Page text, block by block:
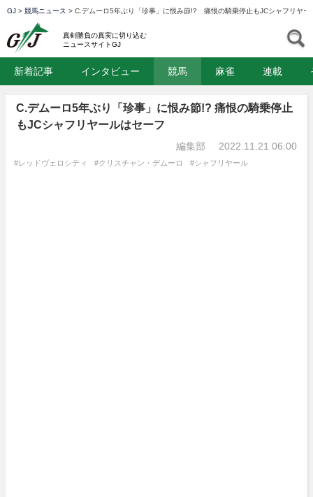
GJ > 競馬ニュース > C.デムーロ5年ぶり「珍事」に恨み節!? 痛恨の騎乗停止もJCシャフリヤー
真剣勝負の真実に切り込む
ニュースサイトGJ
新着記事 インタビュー 競馬 麻雀 連載
C.デムーロ5年ぶり「珍事」に恨み節!? 痛恨の騎乗停止
もJCシャフリヤールはセーフ
編集部 2022.11.21 06:00
#レッドヴェロシティ #クリスチャン・デムーロ #シャフリヤール